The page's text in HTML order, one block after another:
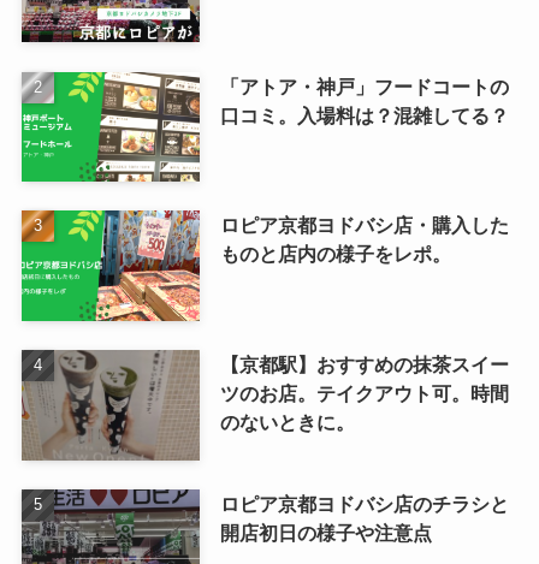
「アトア・神戸」フードコートの
口コミ。入場料は？混雑してる？
ロピア京都ヨドバシ店・購入した
ものと店内の様子をレポ。
【京都駅】おすすめの抹茶スイー
ツのお店。テイクアウト可。時間
のないときに。
ロピア京都ヨドバシ店のチラシと
開店初日の様子や注意点